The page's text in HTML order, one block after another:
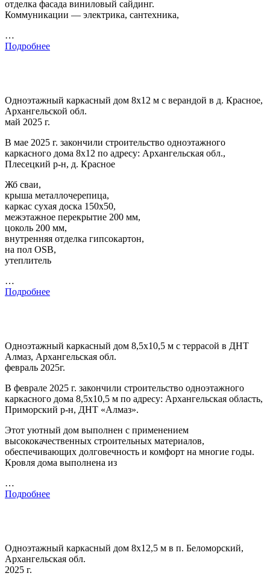
отделка фасада виниловый сайдинг.
Коммуникации — электрика, сантехника,
…
Подробнее
Одноэтажный каркасный дом 8х12 м с верандой в д. Красное,
Архангельской обл.
май 2025 г.
В мае 2025 г. закончили строительство одноэтажного
каркасного дома 8х12 по адресу: Архангельская обл.,
Плесецкий р-н, д. Красное
Жб сваи,
крыша металлочерепица,
каркас сухая доска 150х50,
межэтажное перекрытие 200 мм,
цоколь 200 мм,
внутренняя отделка гипсокартон,
на пол OSB,
утеплитель
…
Подробнее
Одноэтажный каркасный дом 8,5х10,5 м с террасой в ДНТ
Алмаз, Архангельская обл.
февраль 2025г.
В феврале 2025 г. закончили строительство одноэтажного
каркасного дома 8,5х10,5 м по адресу: Архангельская область,
Приморский р-н, ДНТ «Алмаз».
Этот уютный дом выполнен с применением
высококачественных строительных материалов,
обеспечивающих долговечность и комфорт на многие годы.
Кровля дома выполнена из
…
Подробнее
Одноэтажный каркасный дом 8х12,5 м в п. Беломорский,
Архангельская обл.
2025 г.